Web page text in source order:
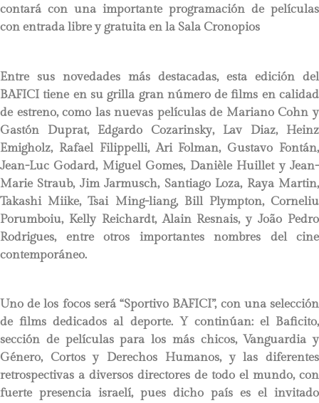
contará con una importante programación de películas
con entrada libre y gratuita en la Sala Cronopios
Entre sus novedades más destacadas, esta edición del
BAFICI tiene en su grilla gran número de films en calidad
de estreno, como las nuevas películas de Mariano Cohn y
Gastón Duprat, Edgardo Cozarinsky, Lav Diaz, Heinz
Emigholz, Rafael Filippelli, Ari Folman, Gustavo Fontán,
Jean-Luc Godard, Miguel Gomes, Danièle Huillet y Jean-
Marie Straub, Jim Jarmusch, Santiago Loza, Raya Martin,
Takashi Miike, Tsai Ming-liang, Bill Plympton, Corneliu
Porumboiu, Kelly Reichardt, Alain Resnais, y João Pedro
Rodrigues, entre otros importantes nombres del cine
contemporáneo.
Uno de los focos será “Sportivo BAFICI”, con una selección
de films dedicados al deporte. Y continúan: el Baficito,
sección de películas para los más chicos, Vanguardia y
Género, Cortos y Derechos Humanos, y las diferentes
retrospectivas a diversos directores de todo el mundo, con
fuerte presencia israelí, pues dicho país es el invitado